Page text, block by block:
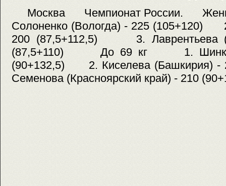
Москва Чемпионат России.
Солоненко (Вологда) - 225 (105+120)
200 (87,5+112,5) 3. Лаврентьева
(87,5+110) До 69 кг 1.
(90+132,5) 2. Киселева (Башкирия)
Семенова (Красноярский край) - 210